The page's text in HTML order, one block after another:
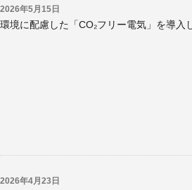
2026年5月15日
環境に配慮した「CO₂フリー電気」を導入
2026年4月23日